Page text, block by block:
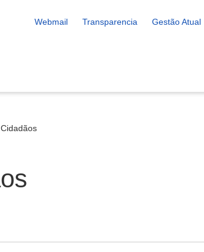
Webmail Transparencia Gestão Atual
Cidadãos